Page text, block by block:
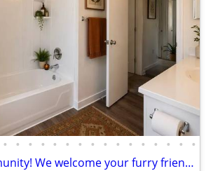
• • • • • • • • • • • • • • • •
Pet Friendly Community! We welcome your furry friends!